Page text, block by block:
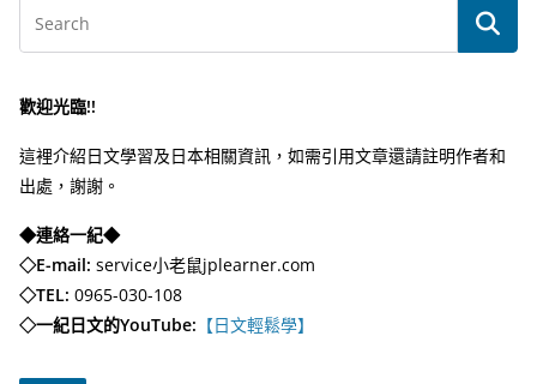
歡迎光臨!!
這裡介紹日文學習及日本相關資訊，如需引用文章還請註明作者和
出處，謝謝。
◆連絡一紀◆
◇E-mail: service小老鼠jplearner.com
◇TEL: 0965-030-108
◇一紀日文的YouTube: 【日文輕鬆學】